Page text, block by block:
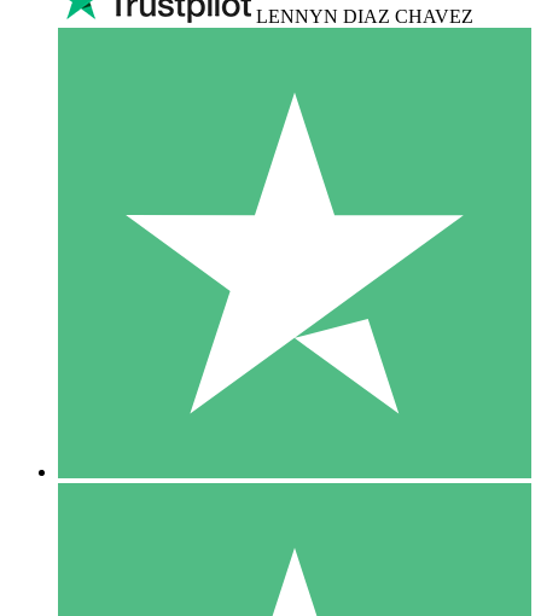
LENNYN DIAZ CHAVEZ